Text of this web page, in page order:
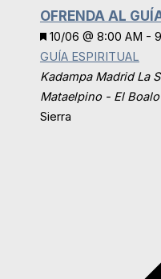
OFRENDA AL
Destacado
10/06 @ 8:00 AM -
GUÍA ESPIRITUAL
Kadampa Madrid La
Mataelpino - El Boalo
Sierra